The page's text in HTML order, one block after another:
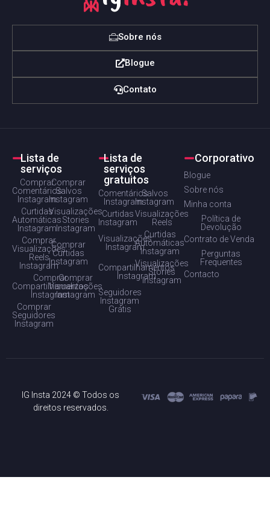
Sobre nós
Blogue
Contato
Lista de
serviços
Comprar
Comentários
Instagram
Comprar
Salvos
Instagram
Curtidas
Automáticas
Instagram
Visualizações
Stories
Instagram
Comprar
Visualizações
Reels
Instagram
Comprar
Curtidas
Instagram
Comprar
Compartilhamentos
Instagram
Comprar
Visualizações
Instagram
Comprar
Seguidores
Instagram
Lista de
serviços
gratuitos
Comentários
Instagram
Salvos
Instagram
Curtidas
Instagram
Visualizações
Reels
Visualizações
Instagram
Curtidas
Automáticas
Instagram
Compartilhamentos
Instagram
Visualizações
Stories
Instagram
Seguidores
Instagram
Grátis
Corporativo
Blogue
Sobre nós
Minha conta
Política de
Devolução
Contrato de Venda
Perguntas
Frequentes
Contacto
IG Insta 2024 © Todos os
direitos reservados.